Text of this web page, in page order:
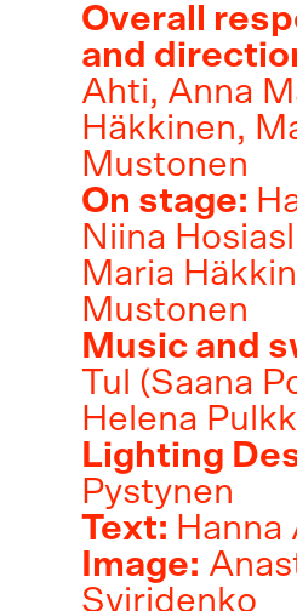
Overall
and
Ahti, Anna
Häkkinen,
Mustonen
On stage:
Niina
Maria
Mustonen
Music and
Tul (Saana
Helena
Lighting
Pystynen
Text: Hanna
Image:
Sviridenko